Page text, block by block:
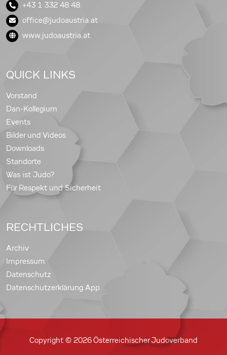
+43 1 332 48 48
office@judoaustria.at
www.judoaustria.at
QUICK LINKS
Vorstand
Dan-Kollegium
Events
Bilder und Videos
Downloads
Standorte
Was ist Judo?
Für Respekt und Sicherheit
RECHTLICHES
Archiv
Impressum
Datenschutz
Datenschutzerklärung App
Copyright © 2026 Österreichischer Judoverband